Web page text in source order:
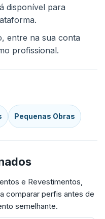
disponível para
entre na sua conta
profissional.
Pequenas Obras
e Revestimentos,
comparar perfis antes de
semelhante.